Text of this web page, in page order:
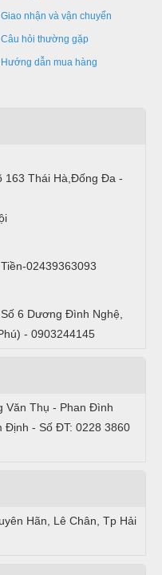
Giao nhận và vận chuyển
Câu hỏi thường gặp
Hướng dẫn mua hàng
163 Thái Hà,Đống Đa -
02439363093
6 Dương Đình Nghệ,
- 0903244145
Văn Thụ - Phan Đình
Định - Số ĐT: 0228 3860
Hãn, Lê Chân, Tp Hải